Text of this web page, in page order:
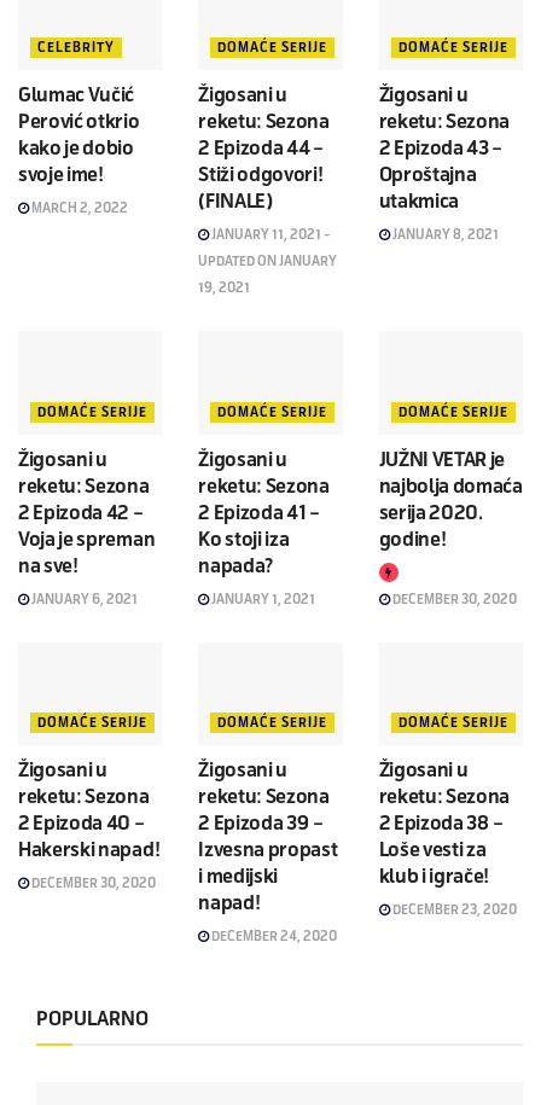
CELEBRITY
Glumac Vučić
Perović otkrio
kako je dobio
svoje ime!
MARCH 2, 2022
DOMAĆE SERIJE
Žigosani u
reketu: Sezona
2 Epizoda 44 –
Stiži odgovori!
(FINALE)
JANUARY 11, 2021 -
UPDATED ON JANUARY
19, 2021
DOMAĆE SERIJE
Žigosani u
reketu: Sezona
2 Epizoda 43 –
Oproštajna
utakmica
JANUARY 8, 2021
DOMAĆE SERIJE
Žigosani u
reketu: Sezona
2 Epizoda 42 –
Voja je spreman
na sve!
JANUARY 6, 2021
DOMAĆE SERIJE
Žigosani u
reketu: Sezona
2 Epizoda 41 –
Ko stoji iza
napada?
JANUARY 1, 2021
DOMAĆE SERIJE
JUŽNI VETAR je
najbolja domaća
serija 2020.
godine!
DECEMBER 30, 2020
DOMAĆE SERIJE
Žigosani u
reketu: Sezona
2 Epizoda 40 –
Hakerski napad!
DECEMBER 30, 2020
DOMAĆE SERIJE
Žigosani u
reketu: Sezona
2 Epizoda 39 –
Izvesna propast
i medijski
napad!
DECEMBER 24, 2020
DOMAĆE SERIJE
Žigosani u
reketu: Sezona
2 Epizoda 38 –
Loše vesti za
klub i igrače!
DECEMBER 23, 2020
POPULARNO